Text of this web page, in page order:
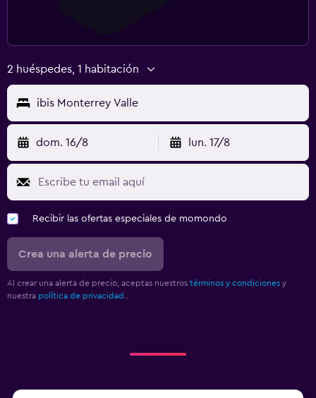
2 huéspedes, 1 habitación
ibis Monterrey Valle
dom. 16/8 lun. 17/8
Recibir las ofertas especiales de momondo
Crea una alerta de precio
Al crear una alerta de precio, aceptas nuestros términos y condiciones y
nuestra política de privacidad.